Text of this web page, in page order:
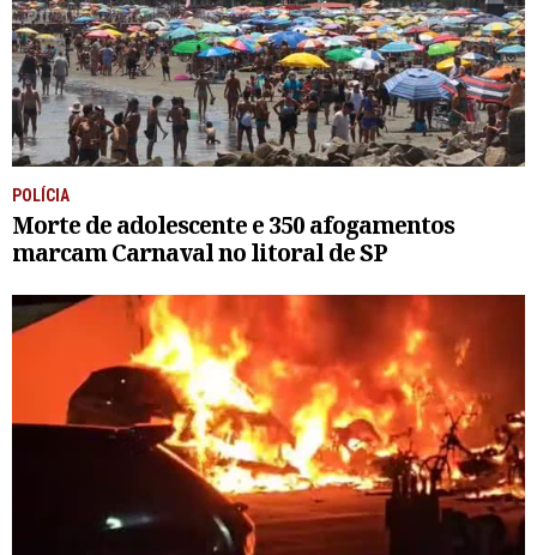
POLÍCIA
Morte de adolescente e 350 afogamentos
marcam Carnaval no litoral de SP